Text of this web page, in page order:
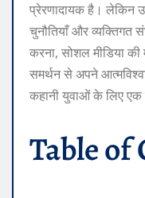
प्रेरणादायक है। लेकिन
चुनौतियाँ और व्यक्तिगत
करना, सोशल मीडिया
समर्थन से अपने
कहानी युवाओं के लिए
Table of